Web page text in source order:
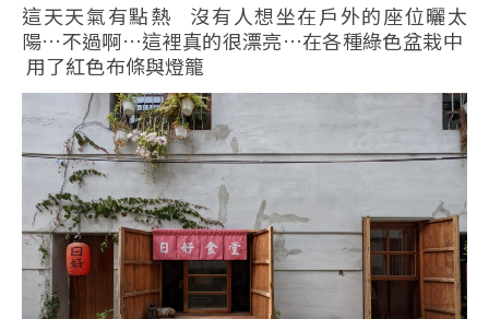
這天天氣有點熱 沒有人想坐在戶外的座位曬太
陽…不過啊…這裡真的很漂亮…在各種綠色盆栽中
用了紅色布條與燈籠